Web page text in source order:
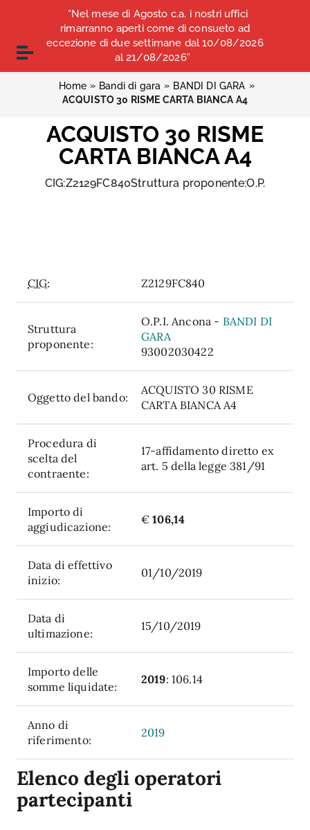
Vai ai contenuti
Vai al menu di navigazione
Vai al footer
COMUNICATI STAMPA ALBO OPI ANCONA
CONVENZIONI
Attiva / disattiva la navigazione
Home » Bandi di gara » BANDI DI GARA »
ACQUISTO 30 RISME CARTA BIANCA A4
ACQUISTO 30 RISME
CARTA BIANCA A4
CIG:Z2129FC840Struttura proponente:O.P.
CIG: Z2129FC840
Struttura
proponente:
O.P.I. Ancona - BANDI DI
GARA
93002030422
Oggetto del bando:
ACQUISTO 30 RISME
CARTA BIANCA A4
Procedura di
scelta del
contraente:
17-affidamento diretto ex
art. 5 della legge 381/91
Importo di
aggiudicazione:
€106,14
Data di effettivo
inizio:
01/10/2019
Data di
ultimazione:
15/10/2019
Importo delle
somme liquidate:
2019: 106.14
Anno di
riferimento:
2019
Elenco degli operatori
partecipanti
“Nel mese di Agosto c.a. i nostri uffici
rimarranno aperti come di consueto ad
eccezione di due settimane dal 10/08/2026
al 21/08/2026”